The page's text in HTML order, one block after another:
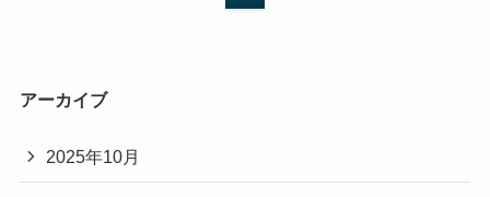
アーカイブ
2025年10月